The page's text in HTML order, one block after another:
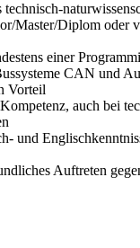
technisch-
Master/Diplom oder
einer
CAN und
Vorteil
auch bei
und
Auftreten